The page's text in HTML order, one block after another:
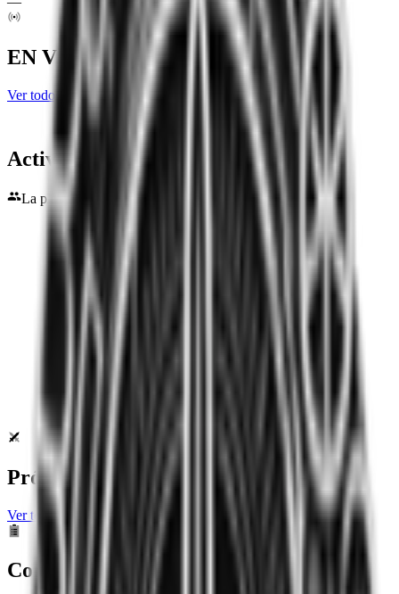
EN VIVO
Ver todos los partidos en vivo
ActivaPlantilla
La plantilla de este equipo no está disponible
Próximos partidos
Ver todos los partidos próximos
Completados